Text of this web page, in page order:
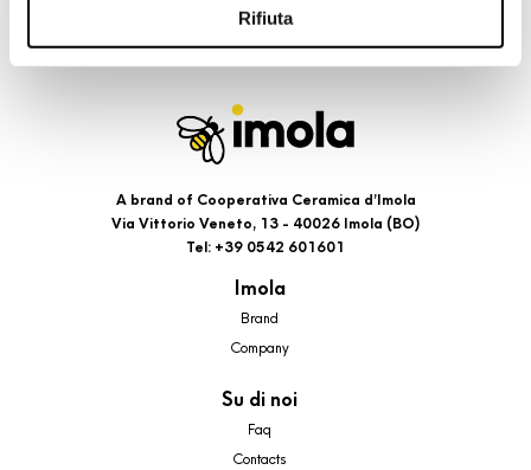
l’Informativa estesa cookie. La chiusura del presente
banner comporterà il permanere dei soli cookie tecnici ed
comunque modificare le tue scelte in qualsiasi momento,
accedendo al link presente nel footer.
Rifiuta
A brand of Cooperativa Ceramica d’Imola
Via Vittorio Veneto, 13 - 40026 Imola (BO)
Tel: +39 0542 601601
Imola
Brand
Company
Su di noi
Faq
Contacts